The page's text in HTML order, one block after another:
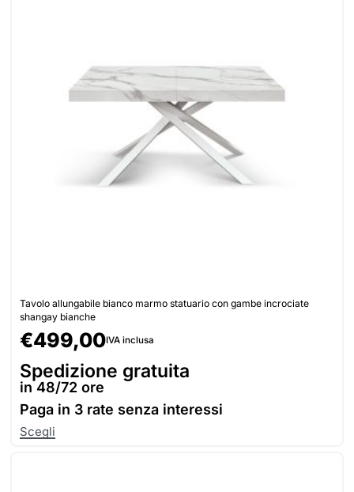
Tavolo allungabile bianco marmo statuario con gambe incrociate
shangay bianche
€499,00IVA inclusa
Spedizione gratuita
in 48/72 ore
Paga in 3 rate senza interessi
Scegli